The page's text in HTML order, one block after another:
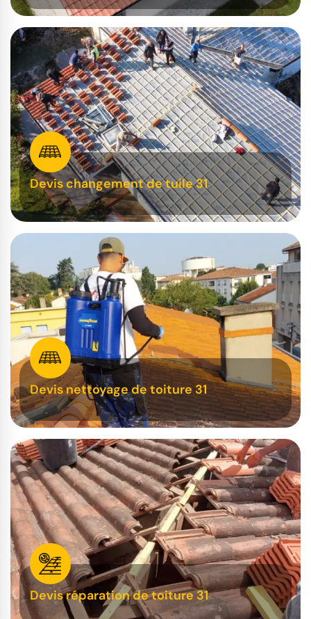
Devis changement de tuile 31
Devis nettoyage de toiture 31
Devis réparation de toiture 31